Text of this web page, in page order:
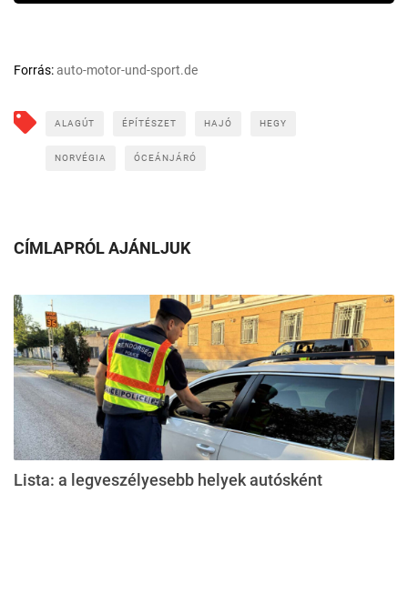
Forrás:auto-motor-und-sport.de
ALAGÚT ÉPÍTÉSZET HAJÓ HEGY
NORVÉGIA ÓCEÁNJÁRÓ
CÍMLAPRÓL AJÁNLJUK
Lista: a legveszélyesebb helyek autósként